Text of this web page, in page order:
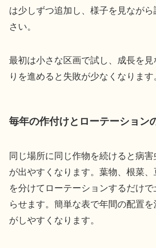
は少しずつ追加し、様子を見なが
さい。
最初は小さな区画で試し、成長を見
りを進めると失敗が少なくなります
毎年の作付けとローテーション
同じ場所に同じ作物を続けると病
が出やすくなります。葉物、根菜
を分けてローテーションするだけ
らせます。簡単な表で年間の配置
がしやすくなります。